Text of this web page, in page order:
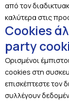
από τον
καλύτερα στις
Cookies
party
Ορισμένοι
cookies στη
επισκέπτεστε τον
συλλέγουν